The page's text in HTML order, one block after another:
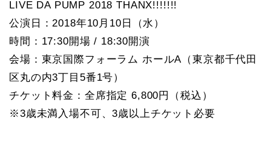
LIVE DA PUMP 2018 THANX!!!!!!!
公演日：2018年10月10日（水）
時間：17:30開場 / 18:30開演
会場：東京国際フォーラム ホールA（東京都千代田
区丸の内3丁目5番1号）
チケット料金：全席指定 6,800円（税込）
※3歳未満入場不可、3歳以上チケット必要